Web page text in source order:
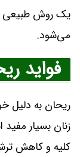
یک روش طبیعی
می‌شود.
فواید
ریحان به دلیل
زنان بسیار
کلیه و کاهش